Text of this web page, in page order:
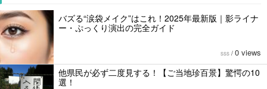
バズる“涙袋メイク”はこれ！2025年最新版｜影ライナ
ー・ぷっくり演出の完全ガイド
sss / 0 views
他県民が必ず二度見する！【ご当地珍百景】驚愕の10
選！